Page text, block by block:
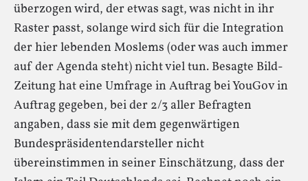
überzogen wird, der etwas sagt, was nicht in ihr
Raster passt, solange wird sich für die Integration
der hier lebenden Moslems (oder was auch immer
auf der Agenda steht) nicht viel tun. Besagte Bild-
Zeitung hat eine Umfrage in Auftrag bei YouGov in
Auftrag gegeben, bei der 2/3 aller Befragten
angaben, dass sie mit dem gegenwärtigen
Bundespräsidentendarsteller nicht
übereinstimmen in seiner Einschätzung, dass der